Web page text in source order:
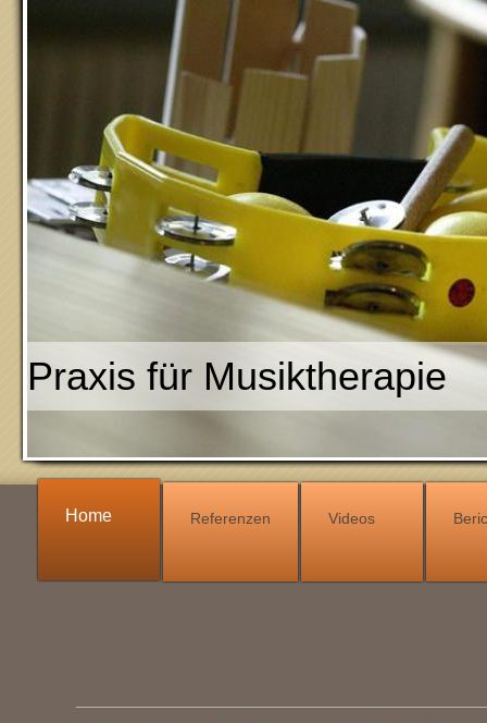
Praxis für
Home Referenzen Videos